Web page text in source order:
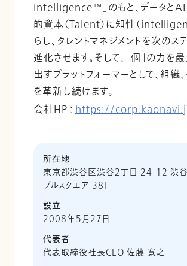
intelligence™」のもと、データと
的資本（Talent）に知性（
らし、タレントマネジメントを次のス
進化させます。そして、「個」の力を
出すプラットフォーマーとして、組織
を革新し続けます。
会社HP : https://
所在地
東京都渋谷区渋谷2丁目 24-12 渋谷
ブルスクエア 38F
設立
2008年5月27日
代表者
代表取締役社長CEO 佐藤 寛之